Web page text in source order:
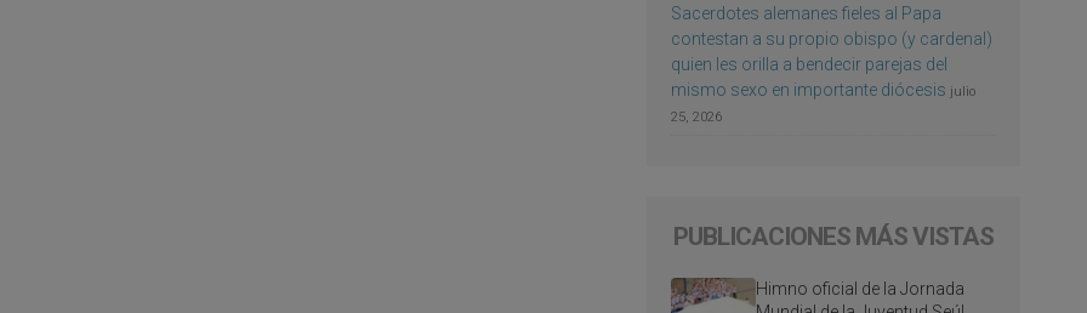
Sacerdotes alemanes fieles al Papa
contestan a su propio obispo (y cardenal)
quien les orilla a bendecir parejas del
mismo sexo en importante diócesis julio
25, 2026
PUBLICACIONES MÁS VISTAS
Himno oficial de la Jornada